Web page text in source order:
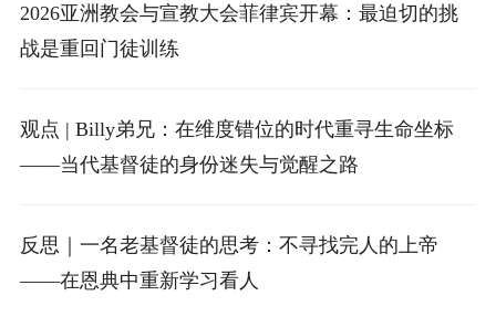
2026亚洲教会与宣教大会菲律宾开幕：最迫切的挑
战是重回门徒训练
观点 | Billy弟兄：在维度错位的时代重寻生命坐标
——当代基督徒的身份迷失与觉醒之路
反思｜一名老基督徒的思考：不寻找完人的上帝
——在恩典中重新学习看人